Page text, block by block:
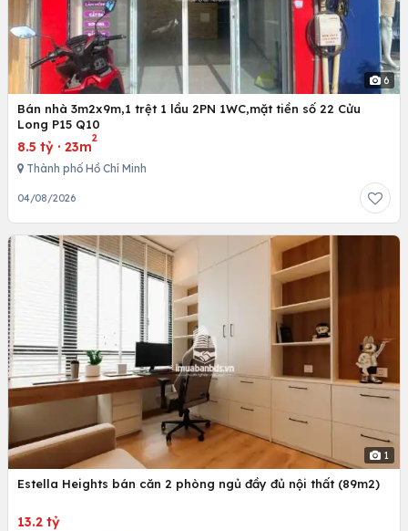
6
Bán nhà 3m2x9m,1 trệt 1 lầu 2PN 1WC,mặt tiền số 22 Cửu
Long P15 Q10
8.5 tỷ · 23m
2
Thành phố Hồ Chí Minh
04/08/2026
1
Estella Heights bán căn 2 phòng ngủ đầy đủ nội thất (89m2)
13.2 tỷ